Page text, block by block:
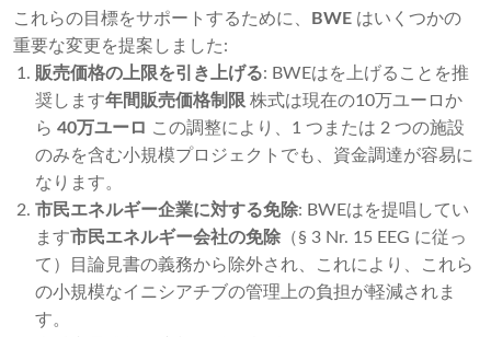
これらの目標をサポートするために、 BWE はいくつかの
重要な変更を提案しました:
販売価格の上限を引き上げる: BWEはを上げることを推
奨します年間販売価格制限 株式は現在の10万ユーロか
ら 40万ユーロ この調整により、1 つまたは 2 つの施設
のみを含む小規模プロジェクトでも、資金調達が容易に
なります。
市民エネルギー企業に対する免除: BWEはを提唱してい
ます市民エネルギー会社の免除 （§ 3 Nr. 15 EEG に従っ
て）目論見書の義務から除外され、これにより、これら
の小規模なイニシアチブの管理上の負担が軽減されま
す。